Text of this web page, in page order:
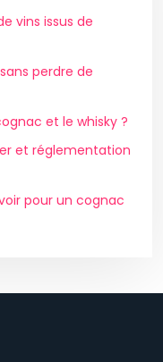
vins issus de
perdre de
et le whisky ?
et réglementation
pour un cognac